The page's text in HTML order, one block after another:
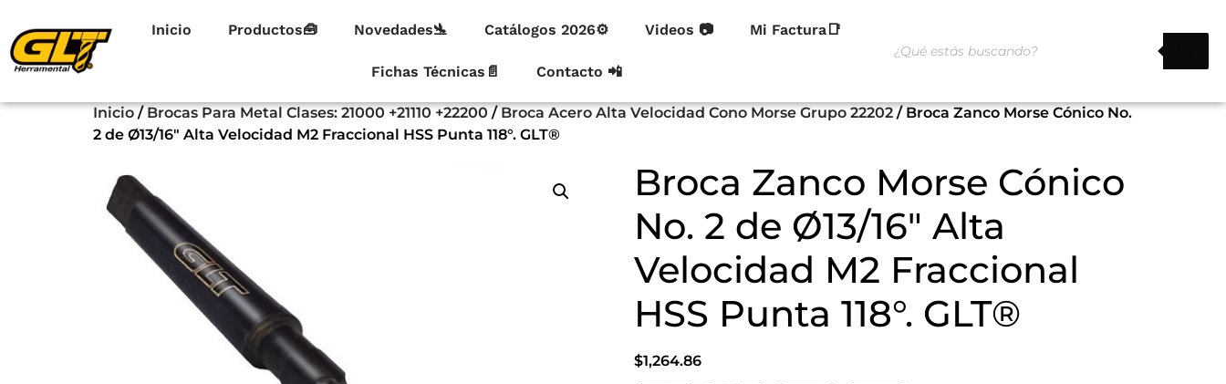
Inicio Productos🧰 Novedades🛬 Catálogos 2026⚙ Videos 📷 Mi Factura📑
Fichas Técnicas📄 Contacto 📲
Inicio/Brocas Para Metal Clases: 21000 +21110 +22200/Broca Acero Alta Velocidad Cono Morse Grupo 22202/ Broca Zanco Morse Cónico No.
2 de Ø13/16″ Alta Velocidad M2 Fraccional HSS Punta 118°. GLT®
Broca Zanco Morse Cónico
No. 2 de Ø13/16″ Alta
Velocidad M2 Fraccional
HSS Punta 118°. GLT®
$1,264.86